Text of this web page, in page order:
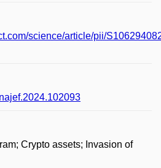
science/article/pii/
Crypto assets; Invasion of